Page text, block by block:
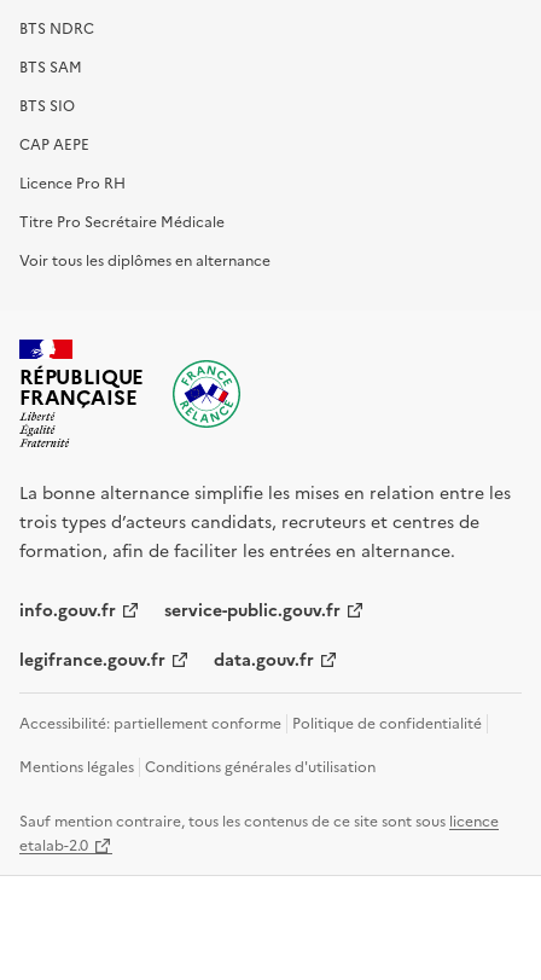
BTS NDRC
BTS SAM
BTS SIO
CAP AEPE
Licence Pro RH
Titre Pro Secrétaire Médicale
Voir tous les diplômes en alternance
RÉPUBLIQUE
FRANÇAISE
La bonne alternance simplifie les mises en relation entre les
trois types d’acteurs candidats, recruteurs et centres de
formation, afin de faciliter les entrées en alternance.
info.gouv.fr service-public.gouv.fr
legifrance.gouv.fr data.gouv.fr
Accessibilité: partiellement conforme Politique de confidentialité
Mentions légales Conditions générales d'utilisation
Sauf mention contraire, tous les contenus de ce site sont sous licence
etalab-2.0